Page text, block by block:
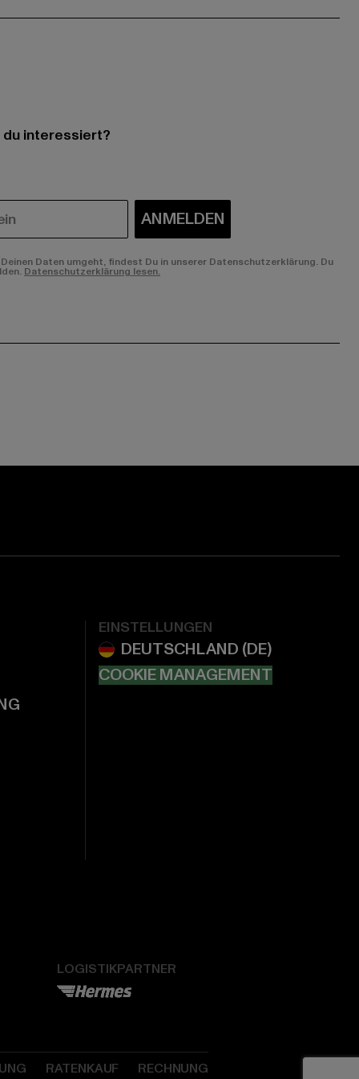
interessiert?
ANMELDEN
Daten umgeht, findest Du in unserer Datenschutzerklärung. Du
Datenschutzerklärung lesen.
EINSTELLUNGEN
COOKIE MANAGEMENT
LOGISTIKPARTNER
RATENKAUF RECHNUNG